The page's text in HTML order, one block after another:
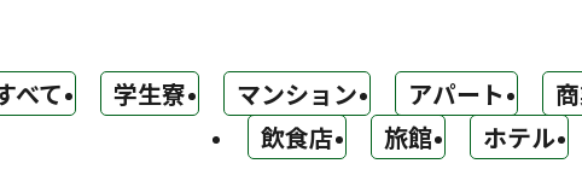
べて 学生寮 マンション アパート
飲食店
旅館 ホテル